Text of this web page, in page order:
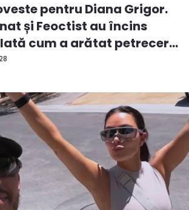
pentru Diana Grigor.
și Feoctist au încins
cum a arătat petrecer...